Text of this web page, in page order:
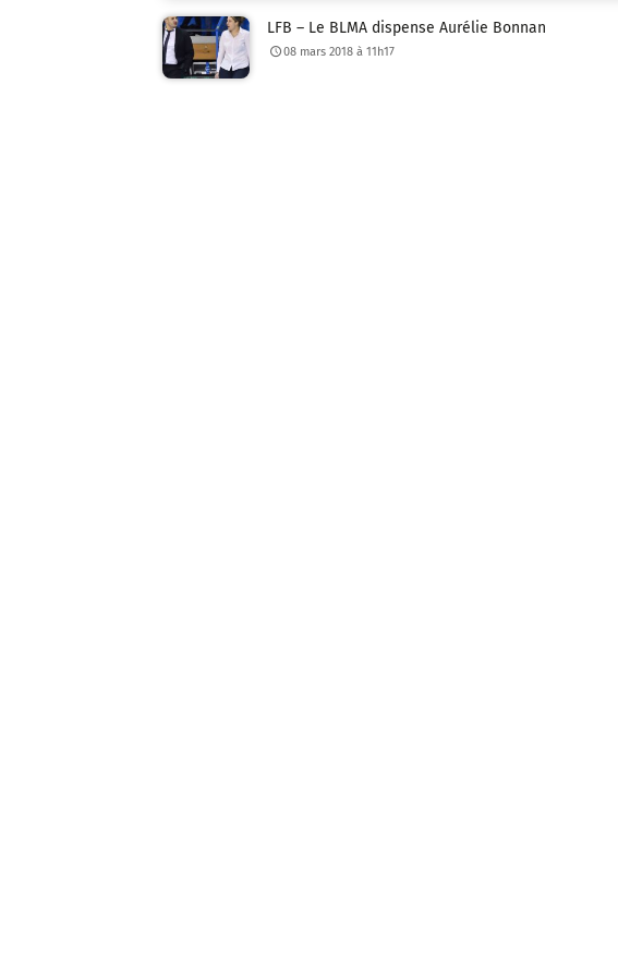
LFB – Le BLMA dispense Aurélie Bonnan
08 mars 2018 à 11h17